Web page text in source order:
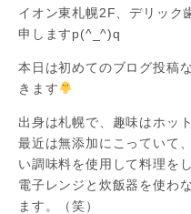
イオン東札幌2F、デリック
申しますp(^_^)q
本日は初めてのブログ投稿
きます
出身は札幌で、趣味はホッ
最近は無添加にこっていて
い調味料を使用して料理を
電子レンジと炊飯器を使わ
ます。（笑）